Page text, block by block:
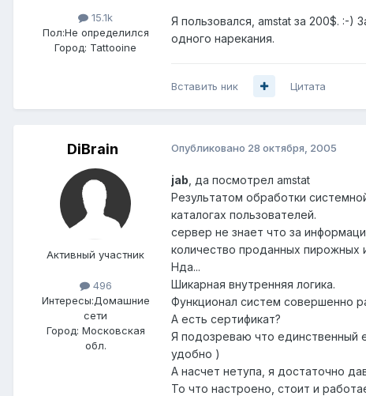
15.1k
Пол:Не определился
Город: Tattooine
Я пользовался, amstat за 200$. :-)
одного нарекания.
Вставить ник Цитата
DiBrain
Активный участник
496
Интересы:Домашние
сети
Город: Московская
обл.
Опубликовано 28 октября, 2005
jab , да посмотрел amstat
Результатом обработки
каталогах пользователей.
сервер не знает что за
количество проданных пирожных
Нда...
Шикарная внутренняя логика.
Функционал систем совершенно
А есть сертификат?
Я подозреваю что единственный
удобно )
А насчет нетупа, я достаточно
То что настроено, стоит и